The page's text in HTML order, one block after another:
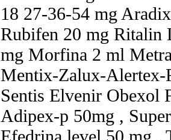
18 27-36-54 mg
Rubifen 20 mg Ritalin
mg Morfina 2 ml
Mentix-Zalux-Alertex-
Sentis Elvenir Obexol
Adipex-p 50mg ,
Efedrina level 50 mg ,